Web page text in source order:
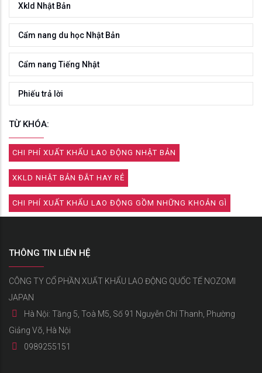
Xkld Nhật Bản
Cẩm nang du học Nhật Bản
Cẩm nang Tiếng Nhật
Phiếu trả lời
TỪ KHÓA:
CHI PHÍ XUẤT KHẨU LAO ĐỘNG NHẬT BẢN
XKLD NHẬT BẢN ĐẮT HAY RẺ
CHI PHÍ XUẤT KHẨU LAO ĐỘNG GỒM NHỮNG KHOẢN GÌ
THÔNG TIN LIÊN HỆ
CÔNG TY CỔ PHẦN XUẤT KHẨU LAO ĐỘNG QUỐC TẾ NOZOMI
JAPAN
Hà Nội: Tầng 5, Toà M5, Số 91 Nguyễn Chí Thanh, Phường
Giảng Võ, Hà Nội
0989255151